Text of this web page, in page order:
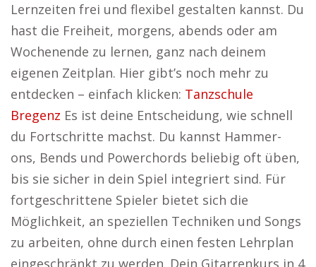
Lernzeiten frei und flexibel gestalten kannst. Du
hast die Freiheit, morgens, abends oder am
Wochenende zu lernen, ganz nach deinem
eigenen Zeitplan. Hier gibt’s noch mehr zu
entdecken – einfach klicken: Tanzschule
Bregenz Es ist deine Entscheidung, wie schnell
du Fortschritte machst. Du kannst Hammer-
ons, Bends und Powerchords beliebig oft üben,
bis sie sicher in dein Spiel integriert sind. Für
fortgeschrittene Spieler bietet sich die
Möglichkeit, an speziellen Techniken und Songs
zu arbeiten, ohne durch einen festen Lehrplan
eingeschränkt zu werden. Dein Gitarrenkurs in 4